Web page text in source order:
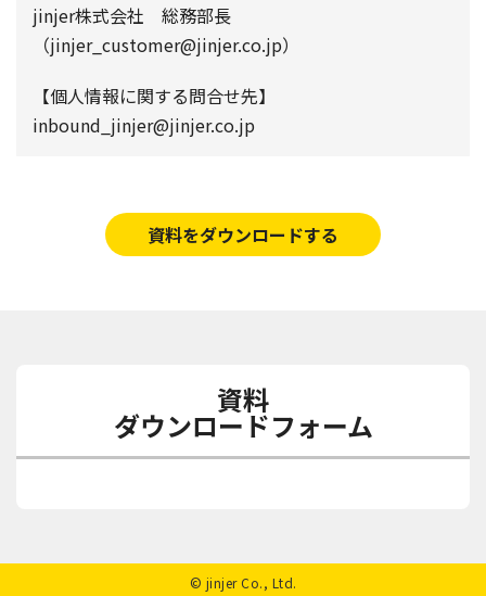
jinjer株式会社 総務部長
（jinjer_customer@jinjer.co.jp）
【個人情報に関する問合せ先】
inbound_jinjer@jinjer.co.jp
資料をダウンロードする
資料
ダウンロードフォーム
© jinjer Co., Ltd.